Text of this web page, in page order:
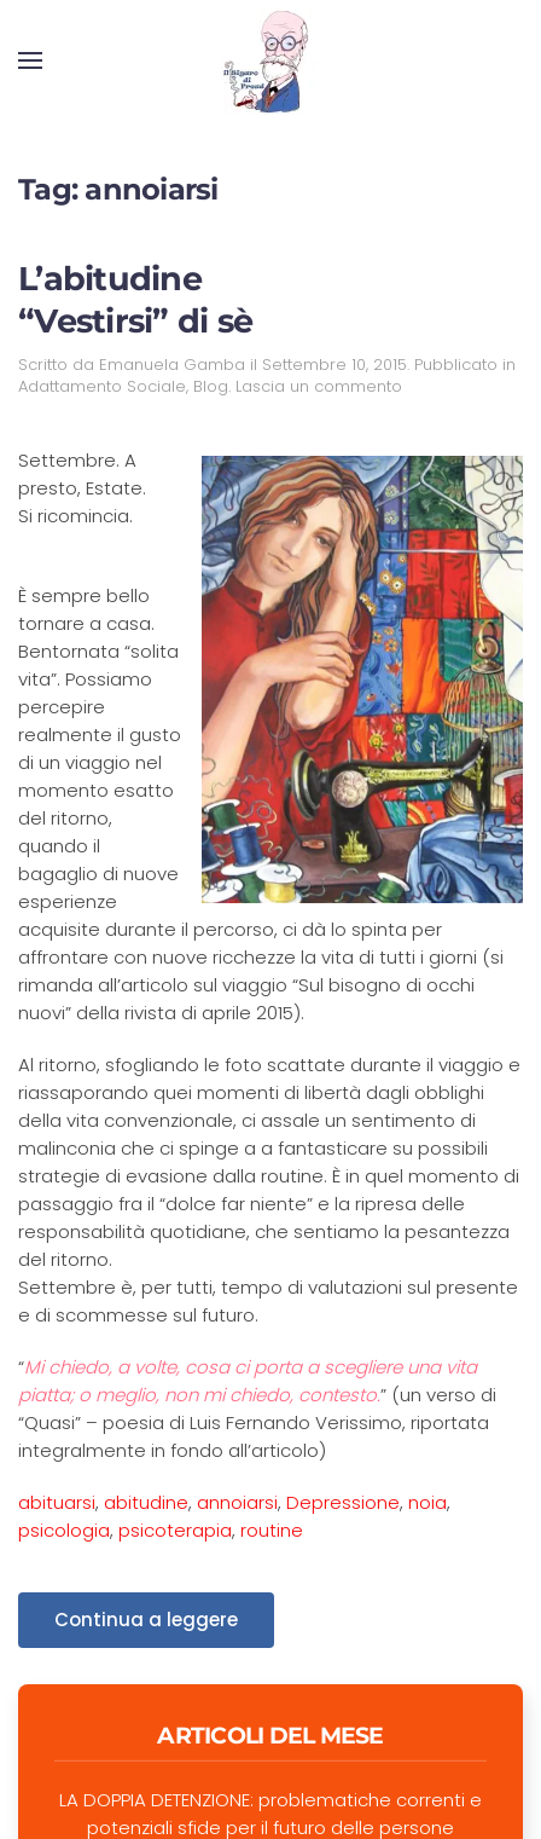
Tag: annoiarsi
L’abitudine
“Vestirsi” di sè
Scritto da Emanuela Gamba il Settembre 10, 2015. Pubblicato in
Adattamento Sociale, Blog. Lascia un commento
Settembre. A
presto, Estate.
Si ricomincia.
È sempre bello
tornare a casa.
Bentornata “solita
vita”. Possiamo
percepire
realmente il gusto
di un viaggio nel
momento esatto
del ritorno,
quando il
bagaglio di nuove
esperienze
acquisite durante il percorso, ci dà lo spinta per
affrontare con nuove ricchezze la vita di tutti i giorni (si
rimanda all’articolo sul viaggio “Sul bisogno di occhi
nuovi” della rivista di aprile 2015).
Al ritorno, sfogliando le foto scattate durante il viaggio e
riassaporando quei momenti di libertà dagli obblighi
della vita convenzionale, ci assale un sentimento di
malinconia che ci spinge a a fantasticare su possibili
strategie di evasione dalla routine. È in quel momento di
passaggio fra il “dolce far niente” e la ripresa delle
responsabilità quotidiane, che sentiamo la pesantezza
del ritorno.
Settembre è, per tutti, tempo di valutazioni sul presente
e di scommesse sul futuro.
“Mi chiedo, a volte, cosa ci porta a scegliere una vita
piatta; o meglio, non mi chiedo, contesto.” (un verso di
“Quasi” – poesia di Luis Fernando Verissimo, riportata
integralmente in fondo all’articolo)
abituarsi, abitudine, annoiarsi, Depressione, noia,
psicologia, psicoterapia, routine
Continua a leggere
ARTICOLI DEL MESE
LA DOPPIA DETENZIONE: problematiche correnti e
potenziali sfide per il futuro delle persone